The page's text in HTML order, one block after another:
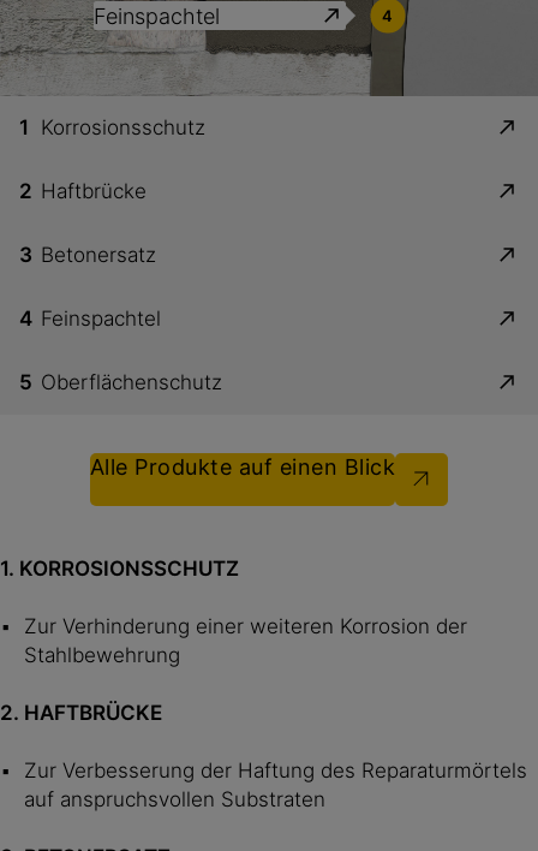
4
Feinspachtel
1 Korrosionsschutz
2 Haftbrücke
3 Betonersatz
4 Feinspachtel
5 Oberflächenschutz
Alle Produkte auf einen Blick
1. KORROSIONSSCHUTZ
Zur Verhinderung einer weiteren Korrosion der
Stahlbewehrung
2. HAFTBRÜCKE
Zur Verbesserung der Haftung des Reparaturmörtels
auf anspruchsvollen Substraten